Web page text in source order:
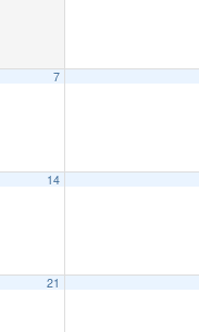
7
14
21